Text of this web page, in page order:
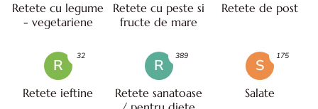
Retete cu legume
- vegetariene
Retete cu peste si
fructe de mare
Retete de post
R
Retete ieftine
32
R
Retete sanatoase
389
S
Salate
175